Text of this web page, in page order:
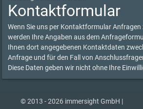
Kontaktformular
Wenn Sie uns per Kontaktformular Anfragen
werden Ihre Angaben aus dem
Ihnen dort angegebenen Kontaktdaten
Anfrage und für den Fall von
Diese Daten geben wir nicht ohne Ihre
© 2013 - 2026 immersight GmbH |